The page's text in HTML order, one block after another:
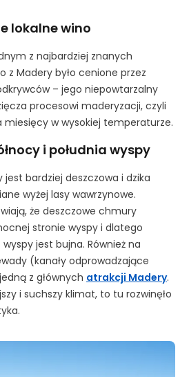
lokalne wino
z najbardziej znanych
z Madery było cenione przez
– jego niepowtarzalny
procesowi maderyzacji, czyli
miesięcy w wysokiej temperaturze.
i południa wyspy
jest bardziej deszczowa i dzika
wyżej lasy wawrzynowe.
że deszczowe chmury
stronie wyspy i dlatego
jest bujna. Również na
(kanały odprowadzające
z głównych atrakcji Madery.
i suchszy klimat, to tu rozwinęło